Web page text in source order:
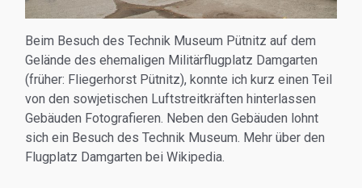
Beim Besuch des Technik Museum Pütnitz auf dem
Gelände des ehemaligen Militärflugplatz Damgarten
(früher: Fliegerhorst Pütnitz), konnte ich kurz einen Teil
von den sowjetischen Luftstreitkräften hinterlassen
Gebäuden Fotografieren. Neben den Gebäuden lohnt
sich ein Besuch des Technik Museum. Mehr über den
Flugplatz Damgarten bei Wikipedia.